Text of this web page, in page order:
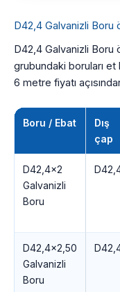
D42,4 Galvanizli Boru
D42,4 Galvanizli Boru
grubundaki boruları et
6 metre fiyatı
Boru / Ebat
Dış
çap
D42,4×2
Galvanizli
Boru
D42,4×2,50
Galvanizli
Boru